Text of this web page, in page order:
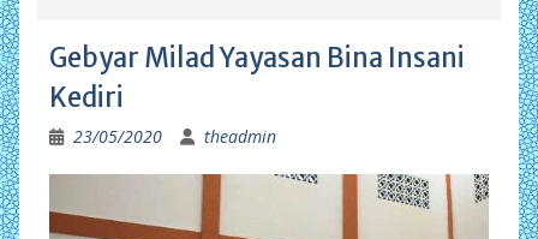
Gebyar Milad Yayasan Bina Insani
Kediri
23/05/2020 theadmin